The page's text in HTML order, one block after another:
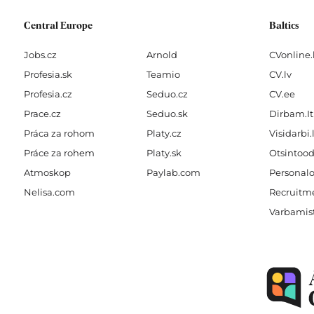
Central Europe
Jobs.cz
Profesia.sk
Profesia.cz
Prace.cz
Práca za rohom
Práce za rohem
Atmoskop
Nelisa.com
Arnold
Teamio
Seduo.cz
Seduo.sk
Platy.cz
Platy.sk
Paylab.com
Baltics
CV.lv
CV.ee
Dirbam.It